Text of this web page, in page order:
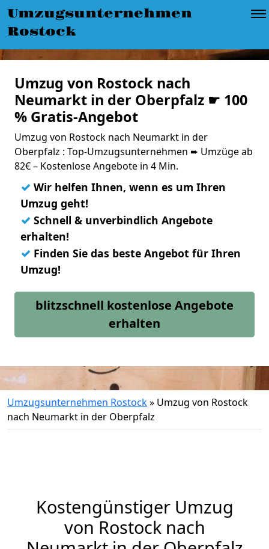
Umzugsunternehmen
Rostock
Umzug von Rostock nach
Neumarkt in der Oberpfalz ☛ 100
% Gratis-Angebot
Umzug von Rostock nach Neumarkt in der
Oberpfalz : Top-Umzugsunternehmen ➨ Umzüge ab
82€ – Kostenlose Angebote in 4 Min.
✓ Wir helfen Ihnen, wenn es um Ihren
Umzug geht!
✓ Schnell & unverbindlich Angebote
erhalten!
✓ Finden Sie das beste Angebot für Ihren
Umzug!
blitzschnell kostenlose Angebote
erhalten
Umzugsunternehmen Rostock» Umzug von Rostock
nach Neumarkt in der Oberpfalz
Kostengünstiger Umzug
von Rostock nach